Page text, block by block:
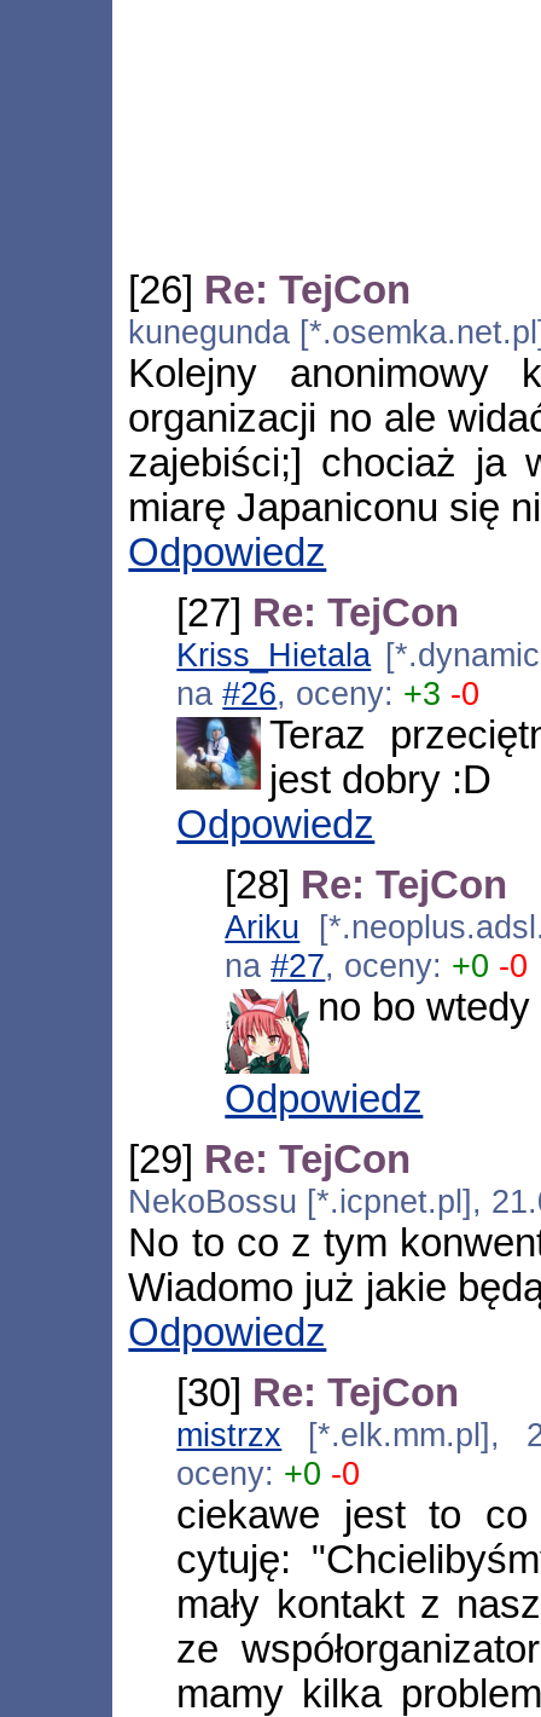
[26] Re: TejCon
kunegunda
Kolejny anonimowy
organizacji no ale
zajebiści;] chociaż ja
miarę Japaniconu się
Odpowiedz
[27] Re: TejCon
Kriss_Hietala
na#26, oceny: +3 -0
Teraz
jest dobry :D
Odpowiedz
[28] Re: TejCon
Ariku
na#27, oceny: +0 -0
no bo
Odpowiedz
[29] Re: TejCon
NekoBossu [*.icpnet.pl],
No to co z tym
Wiadomo już jakie
Odpowiedz
[30] Re: TejCon
mistrzx [*.elk.mm.pl],
oceny: +0 -0
ciekawe jest to co
cytuję:
mały kontakt z
ze
mamy kilka